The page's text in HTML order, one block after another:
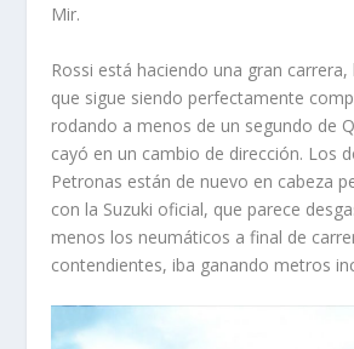
Mir.
Rossi está haciendo una gran
que sigue siendo perfectamente
rodando a menos de un segundo de
cayó en un cambio de dirección. Los
Petronas están de nuevo en cabeza
con la Suzuki oficial, que parece
menos los neumáticos a final de
contendientes, iba ganando metros